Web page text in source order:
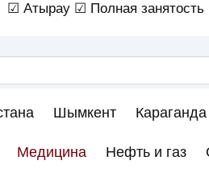
☑ Атырау ☑ Полная занятость
Шымкент Караганда
Медицина Нефть и газ